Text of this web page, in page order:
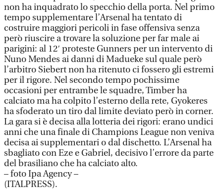
non ha inquadrato lo specchio della porta. Nel primo
tempo supplementare l’Arsenal ha tentato di
costruire maggiori pericoli in fase offensiva senza
però riuscire a trovare la soluzione per far male ai
parigini: al 12′ proteste Gunners per un intervento di
Nuno Mendes ai danni di Madueke sul quale però
l’arbitro Siebert non ha ritenuto ci fossero gli estremi
per il rigore. Nel secondo tempo pochissime
occasioni per entrambe le squadre, Timber ha
calciato ma ha colpito l’esterno della rete, Gyokeres
ha sfoderato un tiro dal limite deviato però in corner.
La gara si è decisa alla lotteria dei rigori: erano undici
anni che una finale di Champions League non veniva
decisa ai supplementari o dal dischetto. L’Arsenal ha
sbagliato con Eze e Gabriel, decisivo l’errore da parte
del brasiliano che ha calciato alto.
– foto Ipa Agency –
(ITALPRESS).